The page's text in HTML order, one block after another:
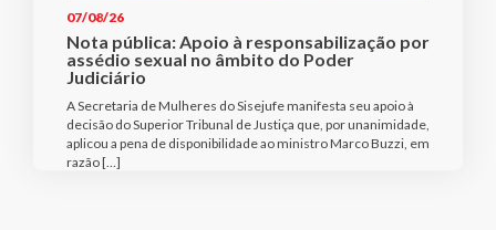
07/08/26
Nota pública: Apoio à responsabilização por
assédio sexual no âmbito do Poder
Judiciário
A Secretaria de Mulheres do Sisejufe manifesta seu apoio à
decisão do Superior Tribunal de Justiça que, por unanimidade,
aplicou a pena de disponibilidade ao ministro Marco Buzzi, em
razão […]